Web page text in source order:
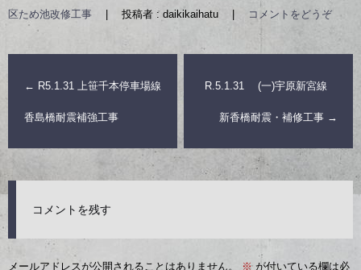
区ため池改修工事 投稿者 : daikikaihatu コメントをどうぞ
← R5.1.31 上笹千本停車場線
香島橋耐震補強工事
R.5.1.31 (一)宇原新宮線
新香橋耐震・補修工事 →
コメントを残す
メールアドレスが公開されることはありません。 ※が付いている欄は必